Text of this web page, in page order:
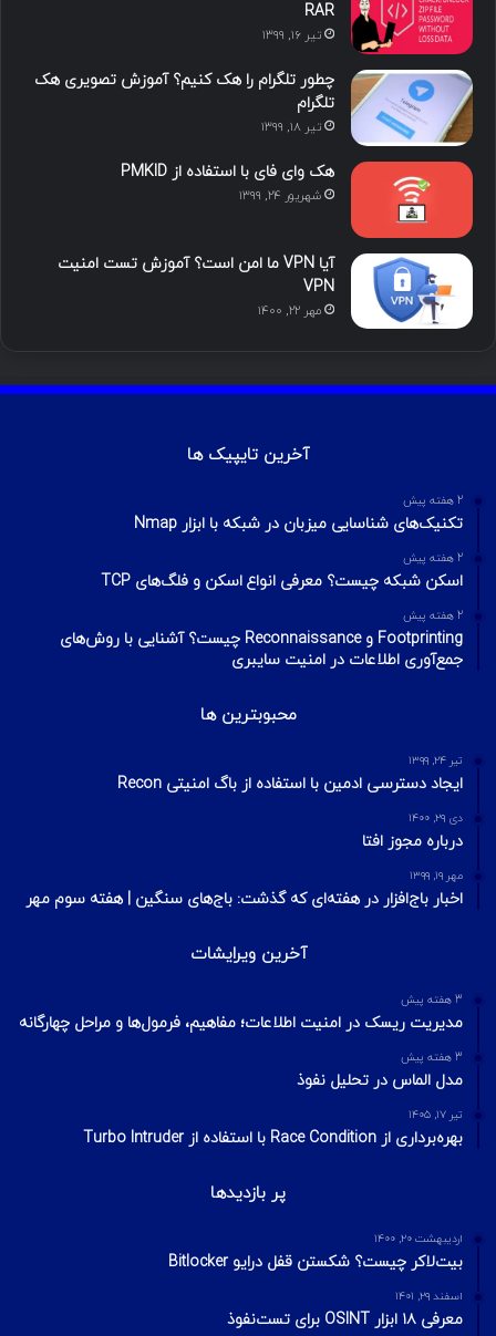
ن
ا
RAR
تیر ۱۶, ۱۳۹۹
چطور تلگرام را هک کنیم؟ آموزش تصویری هک
تلگرام
تیر ۱۸, ۱۳۹۹
هک وای فای با استفاده از PMKID
شهریور ۲۴, ۱۳۹۹
آیا VPN ما امن است؟ آموزش تست امنیت
VPN
مهر ۲۲, ۱۴۰۰
آخرین تایپیک ها
2 هفته پیش
تکنیک‌های شناسایی میزبان در شبکه با ابزار Nmap
2 هفته پیش
اسکن شبکه چیست؟ معرفی انواع اسکن و فلگ‌های TCP
2 هفته پیش
Footprinting و Reconnaissance چیست؟ آشنایی با روش‌های
جمع‌آوری اطلاعات در امنیت سایبری
محبوبترین ها
تیر ۲۴, ۱۳۹۹
ایجاد دسترسی ادمین با استفاده از باگ امنیتی Recon
دی ۲۹, ۱۴۰۰
درباره مجوز افتا
مهر ۱۹, ۱۳۹۹
اخبار باج‌افزار در هفته‌ای که گذشت: باج‌های سنگین | هفته سوم مهر
آخرین ویرایشات
3 هفته پیش
مدیریت ریسک در امنیت اطلاعات؛ مفاهیم، فرمول‌ها و مراحل چهارگانه
3 هفته پیش
مدل الماس در تحلیل نفوذ
تیر ۱۷, ۱۴۰۵
بهره‌برداری از Race Condition با استفاده از Turbo Intruder
پر بازدیدها
اردیبهشت ۲۰, ۱۴۰۰
بیت‌لاکر چیست؟ شکستن قفل درایو Bitlocker
اسفند ۲۹, ۱۴۰۱
معرفی ۱۸ ابزار OSINT برای تست‌نفوذ